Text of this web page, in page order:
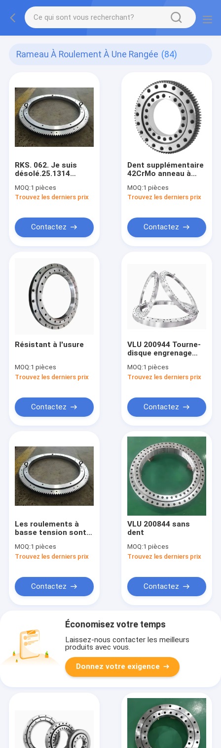
Rameau À Roulement À Une Rangée (84)
RKS. 062. Je suis
désolé.25.1314
roulement à bille en
rangée unique OEM
MOQ:1 pièces
Trouvez les derniers prix
Contactez
Dent supplémentaire
42CrMo anneau à
l'excavatrice
engrenage de
200414N
MOQ:1 pièces
Trouvez les derniers prix
Contactez
Résistant à l'usure
MOQ:1 pièces
Trouvez les derniers prix
Contactez
VLU 200944 Tourne-
disque engrenage
chenilles roulements
à chenilles et
MOQ:1 pièces
Trouvez les derniers prix
Contactez
Les roulements à
basse tension sont
RKS.062.25.1204
MOQ:1 pièces
Trouvez les derniers prix
Contactez
VLU 200844 sans
dent
MOQ:1 pièces
Trouvez les derniers prix
Contactez
Économisez votre temps
Laissez-nous contacter les meilleurs
produits avec vous.
Donnez votre exigence